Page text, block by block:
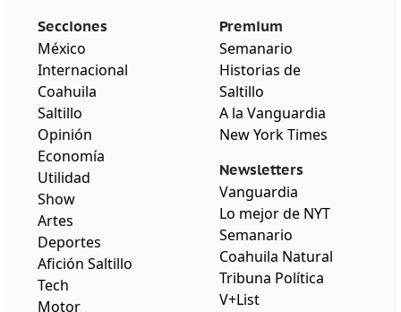
Secciones
México
Internacional
Coahuila
Saltillo
Opinión
Economía
Utilidad
Show
Artes
Deportes
Afición Saltillo
Tech
Motor
Premium
Semanario
Historias de
Saltillo
A la Vanguardia
New York Times
Newsletters
Vanguardia
Lo mejor de NYT
Semanario
Coahuila Natural
Tribuna Política
V+List